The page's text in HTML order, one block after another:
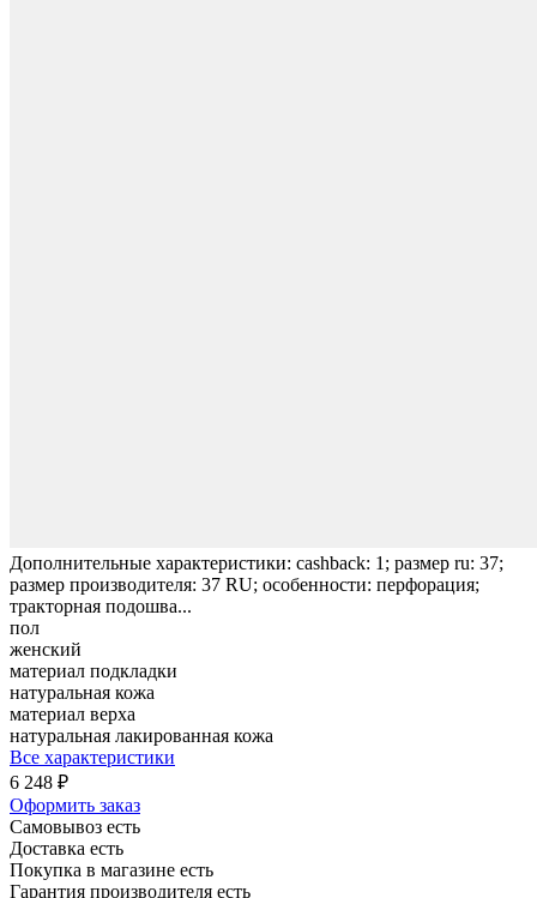
Дополнительные характеристики: cashback: 1; размер ru: 37;
размер производителя: 37 RU; особенности: перфорация;
тракторная подошва...
пол
женский
материал подкладки
натуральная кожа
материал верха
натуральная лакированная кожа
Все характеристики
6 248 ₽
Оформить заказ
Самовывоз есть
Доставка есть
Покупка в магазине есть
Гарантия производителя есть